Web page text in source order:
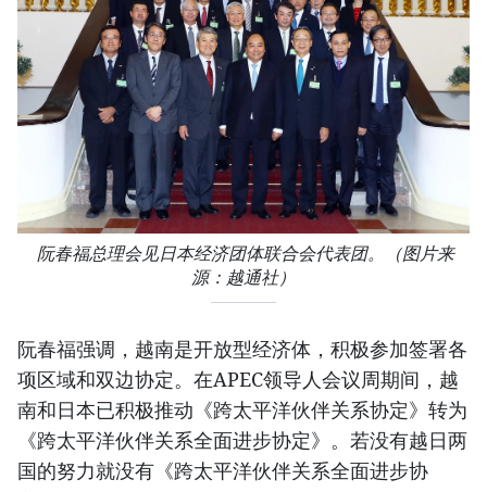
阮春福总理会见日本经济团体联合会代表团。（图片来
源：越通社）​
阮春福强调，越南是开放型经济体，积极参加签署各
项区域和双边协定。在APEC领导人会议周期间，越
南和日本已积极推动《跨太平洋伙伴关系协定》转为
《跨太平洋伙伴关系全面进步协定》。若没有越日两
国的努力就没有《跨太平洋伙伴关系全面进步协